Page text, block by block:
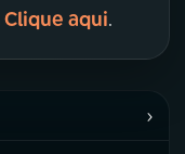
Clique aqui.
›